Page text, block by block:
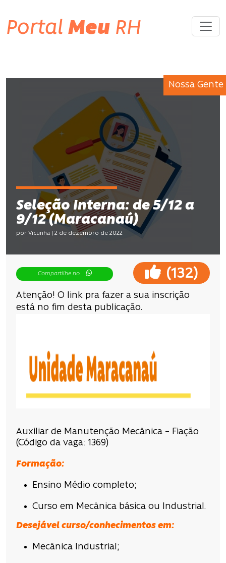
Portal Meu RH
Nossa Gente
Seleção Interna: de 5/12 a
9/12 (Maracanaú)
por Vicunha | 2 de dezembro de 2022
Compartilhe no (132)
Atenção! O link pra fazer a sua inscrição
está no fim desta publicação.
Auxiliar de Manutenção Mecânica – Fiação
(Código da vaga: 1369)
Formação:
Ensino Médio completo;
Curso em Mecânica básica ou Industrial.
Desejável curso/conhecimentos em:
Mecânica Industrial;